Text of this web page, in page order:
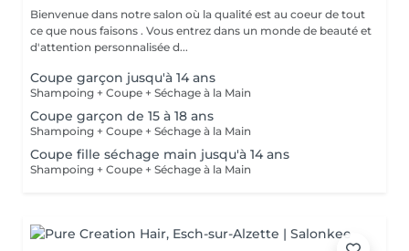
Bienvenue dans notre salon où la qualité est au coeur de tout
ce que nous faisons . Vous entrez dans un monde de beauté et
d'attention personnalisée d...
Coupe garçon jusqu'à 14 ans
Shampoing + Coupe + Séchage à la Main
Coupe garçon de 15 à 18 ans
Shampoing + Coupe + Séchage à la Main
Coupe fille séchage main jusqu'à 14 ans
Shampoing + Coupe + Séchage à la Main